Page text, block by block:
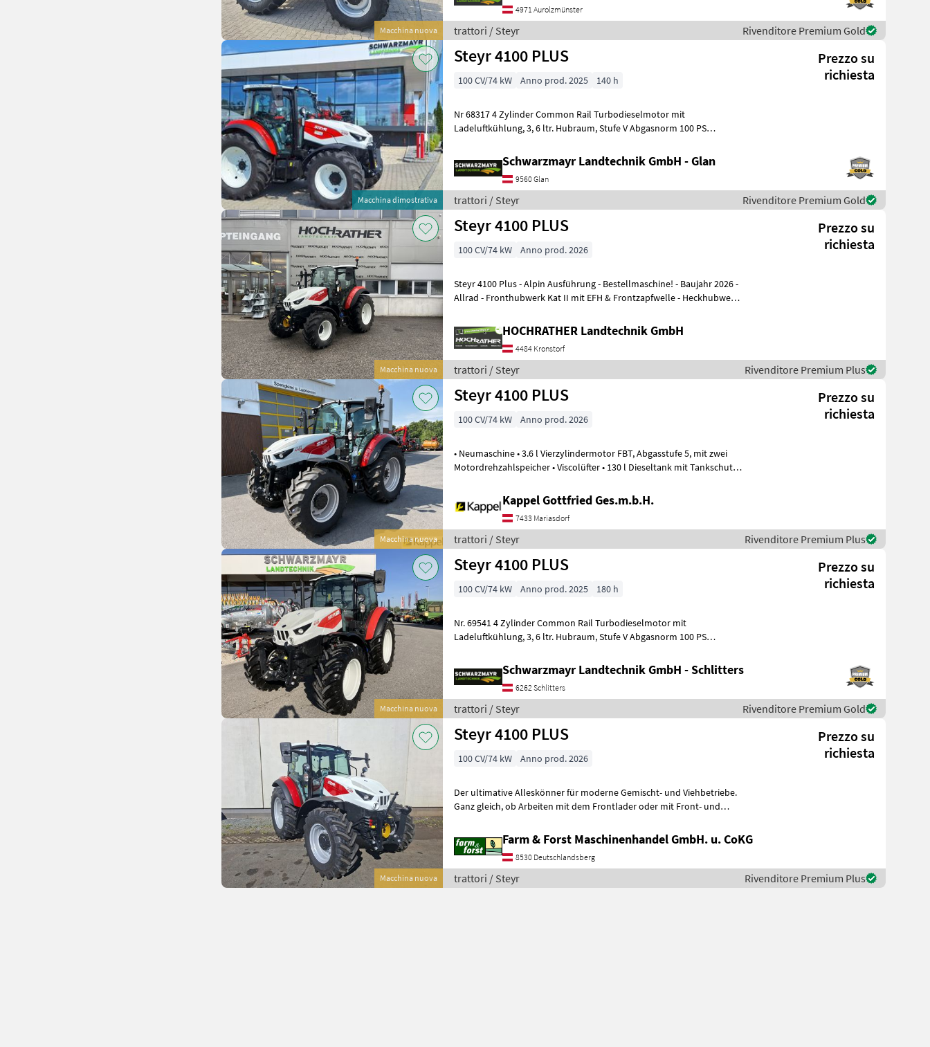
Macchina nuova
4971 Aurolzmünster
trattori / Steyr Rivenditore Premium Gold
Macchina dimostrativa
Steyr 4100 PLUS
Prezzo su
richiesta
100 CV/74 kW Anno prod. 2025 140 h
Nr 68317 4 Zylinder Common Rail Turbodieselmotor mit
Ladeluftkühlung, 3, 6 ltr. Hubraum, Stufe V Abgasnorm 100 PS
Schwarzmayr Landtechnik GmbH - Glan
9560 Glan
trattori / Steyr Rivenditore Premium Gold
Macchina nuova
Steyr 4100 PLUS
Prezzo su
richiesta
100 CV/74 kW Anno prod. 2026
Steyr 4100 Plus - Alpin Ausführung - Bestellmaschine! - Baujahr 2026 -
Allrad - Fronthubwerk Kat II mit EFH & Frontzapfwelle - Heckhubwerk
HOCHRATHER Landtechnik GmbH
4484 Kronstorf
trattori / Steyr Rivenditore Premium Plus
Macchina nuova
Steyr 4100 PLUS
Prezzo su
richiesta
100 CV/74 kW Anno prod. 2026
• Neumaschine • 3.6 l Vierzylindermotor FBT, Abgasstufe 5, mit zwei
Motordrehzahlspeicher • Viscolüfter • 130 l Dieseltank mit Tankschutz,
Kappel Gottfried Ges.m.b.H.
7433 Mariasdorf
trattori / Steyr Rivenditore Premium Plus
Macchina nuova
Steyr 4100 PLUS
Prezzo su
richiesta
100 CV/74 kW Anno prod. 2025 180 h
Nr. 69541 4 Zylinder Common Rail Turbodieselmotor mit
Ladeluftkühlung, 3, 6 ltr. Hubraum, Stufe V Abgasnorm 100 PS
Schwarzmayr Landtechnik GmbH - Schlitters
6262 Schlitters
trattori / Steyr Rivenditore Premium Gold
Macchina nuova
Steyr 4100 PLUS
Prezzo su
richiesta
100 CV/74 kW Anno prod. 2026
Der ultimative Alleskönner für moderne Gemischt- und Viehbetriebe.
Ganz gleich, ob Arbeiten mit dem Frontlader oder mit Front- und
Farm & Forst Maschinenhandel GmbH. u. CoKG
8530 Deutschlandsberg
trattori / Steyr Rivenditore Premium Plus